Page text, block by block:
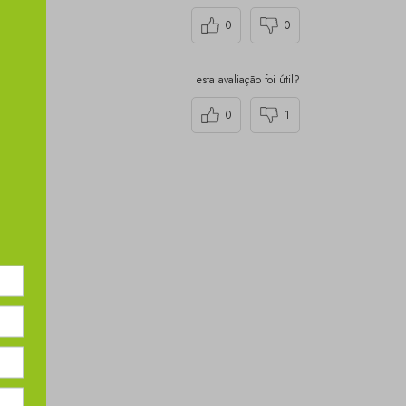
0 0
esta avaliação foi útil?
0 1